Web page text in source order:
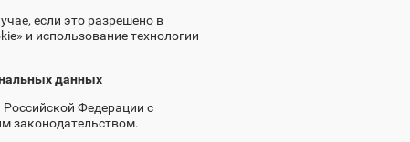
если это разрешено в
и использование технологии
данных
Федерации с
законодательством.